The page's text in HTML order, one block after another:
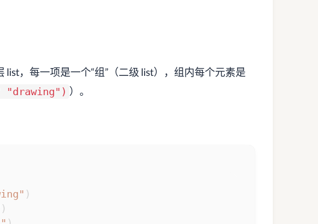
list，每一项是一个“组”（二级 list），组内每个元素是
"drawing") ）。
)
)